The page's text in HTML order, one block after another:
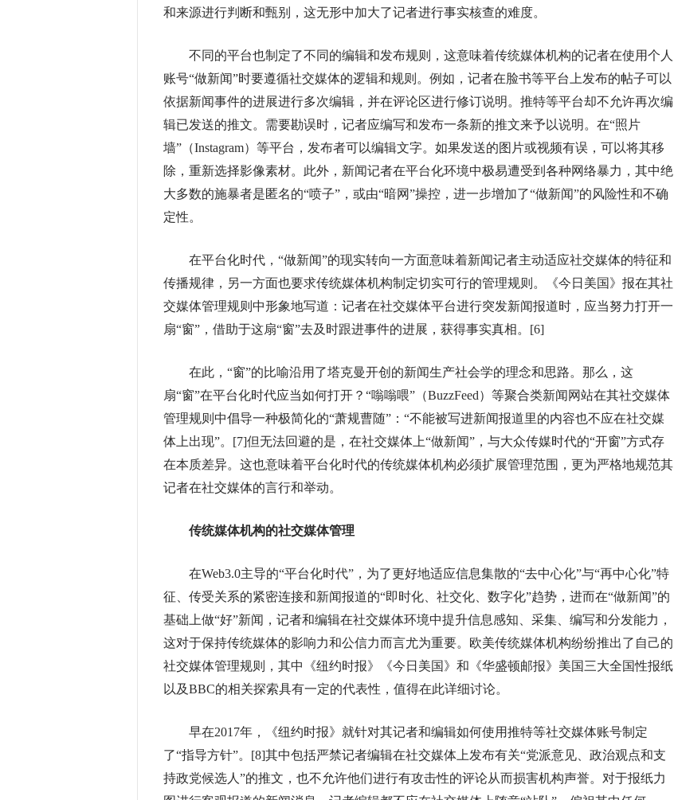
和来源进行判断和甄别，这无形中加大了记者进行事实核查的难度。
不同的平台也制定了不同的编辑和发布规则，这意味着传统媒体机构的记者在使用个人
账号“做新闻”时要遵循社交媒体的逻辑和规则。例如，记者在脸书等平台上发布的帖子可以
依据新闻事件的进展进行多次编辑，并在评论区进行修订说明。推特等平台却不允许再次编
辑已发送的推文。需要勘误时，记者应编写和发布一条新的推文来予以说明。在“照片
墙”（Instagram）等平台，发布者可以编辑文字。如果发送的图片或视频有误，可以将其移
除，重新选择影像素材。此外，新闻记者在平台化环境中极易遭受到各种网络暴力，其中绝
大多数的施暴者是匿名的“喷子”，或由“暗网”操控，进一步增加了“做新闻”的风险性和不确
定性。
在平台化时代，“做新闻”的现实转向一方面意味着新闻记者主动适应社交媒体的特征和
传播规律，另一方面也要求传统媒体机构制定切实可行的管理规则。《今日美国》报在其社
交媒体管理规则中形象地写道：记者在社交媒体平台进行突发新闻报道时，应当努力打开一
扇“窗”，借助于这扇“窗”去及时跟进事件的进展，获得事实真相。[6]
在此，“窗”的比喻沿用了塔克曼开创的新闻生产社会学的理念和思路。那么，这
扇“窗”在平台化时代应当如何打开？“嗡嗡喂”（BuzzFeed）等聚合类新闻网站在其社交媒体
管理规则中倡导一种极简化的“萧规曹随”：“不能被写进新闻报道里的内容也不应在社交媒
体上出现”。[7]但无法回避的是，在社交媒体上“做新闻”，与大众传媒时代的“开窗”方式存
在本质差异。这也意味着平台化时代的传统媒体机构必须扩展管理范围，更为严格地规范其
记者在社交媒体的言行和举动。
传统媒体机构的社交媒体管理
在Web3.0主导的“平台化时代”，为了更好地适应信息集散的“去中心化”与“再中心化”特
征、传受关系的紧密连接和新闻报道的“即时化、社交化、数字化”趋势，进而在“做新闻”的
基础上做“好”新闻，记者和编辑在社交媒体环境中提升信息感知、采集、编写和分发能力，
这对于保持传统媒体的影响力和公信力而言尤为重要。欧美传统媒体机构纷纷推出了自己的
社交媒体管理规则，其中《纽约时报》《今日美国》和《华盛顿邮报》美国三大全国性报纸
以及BBC的相关探索具有一定的代表性，值得在此详细讨论。
早在2017年，《纽约时报》就针对其记者和编辑如何使用推特等社交媒体账号制定
了“指导方针”。[8]其中包括严禁记者编辑在社交媒体上发布有关“党派意见、政治观点和支
持政党候选人”的推文，也不允许他们进行有攻击性的评论从而损害机构声誉。对于报纸力